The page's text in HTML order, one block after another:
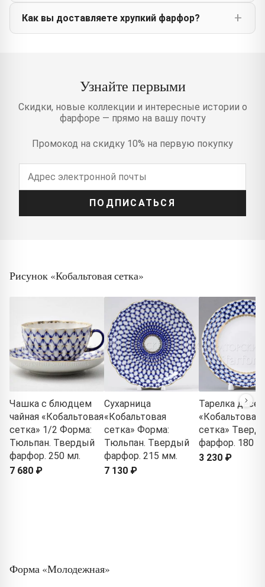
Как вы доставляете хрупкий фарфор?
Узнайте первыми
Скидки, новые коллекции и интересные истории о
фарфоре — прямо на вашу почту
Промокод на скидку 10% на первую покупку
ПОДПИСАТЬСЯ
Рисунок «Кобальтовая сетка»
Чашка с блюдцем
чайная «Кобальтовая
сетка» 1/2 Форма:
Тюльпан. Твердый
фарфор. 250 мл.
7 680 ₽
Сухарница
«Кобальтовая
сетка» Форма:
Тюльпан. Твердый
фарфор. 215 мм.
7 130 ₽
Тарелка
«Кобальтовая
сетка»
фарфор. 180
3 230 ₽
Форма «Молодежная»